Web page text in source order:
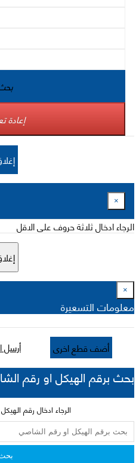
إعادة
×
الرجاء ادخال ثلاثة حروف على الاقل
×
معلومات التسعيرة
أضف قطع اخرى أرسل
بحث برقم الهيكل او رقم
الرجاء ادخال رقم